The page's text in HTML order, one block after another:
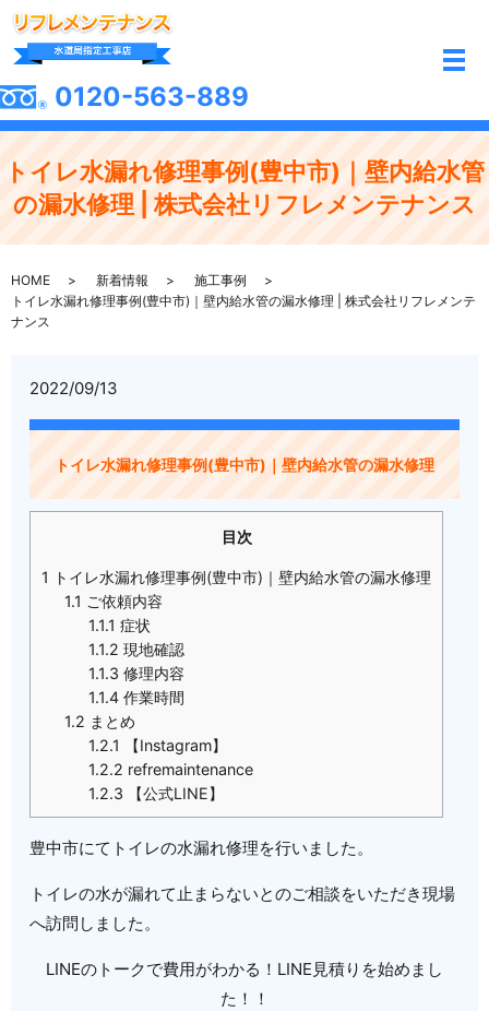
0120-563-889
メ
トイレ水漏れ修理事例(豊中市)｜壁内給水管
の漏水修理 | 株式会社リフレメンテナンス
HOME 新着情報
施工事例
トイレ水漏れ修理事例(豊中市)｜壁内給水管の漏水修理 | 株式会社リフレメンテ
ナンス
2022/09/13
トイレ水漏れ修理事例(豊中市)｜壁内給水管の漏水修理
目次
1
トイレ水漏れ修理事例(豊中市)｜壁内給水管の漏水修理
1.1 ご依頼内容
1.1.1 症状
1.1.2 現地確認
1.1.3 修理内容
1.1.4作業時間
1.2 まとめ
1.2.1
【Instagram】
1.2.2 refremaintenance
1.2.3 【公式LINE】
豊中市にてトイレの水漏れ修理を行いました。
トイレの水が漏れて止まらないとのご相談をいただき現場
へ訪問しました。
LINEのトークで費用がわかる！LINE見積りを始めまし
た！！